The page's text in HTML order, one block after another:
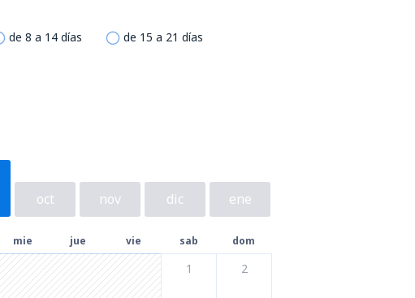
de 8 a 14 días de 15 a 21 días
oct nov dic ene
mie jue vie sab dom
1 2